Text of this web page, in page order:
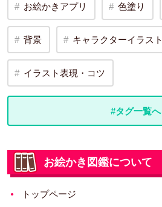
お絵かきアプリ 色塗り
背景 キャラクターイラスト
イラスト表現・コツ
#タグ一覧へ
お絵かき図鑑について
トップページ